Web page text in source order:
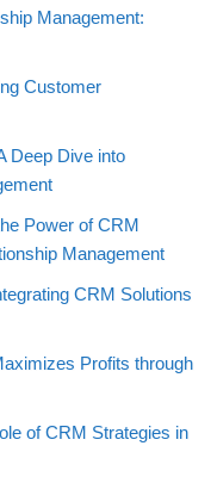
Management:
Customer
Deep Dive into
Power of CRM
Management
CRM Solutions
Profits through
of CRM Strategies in